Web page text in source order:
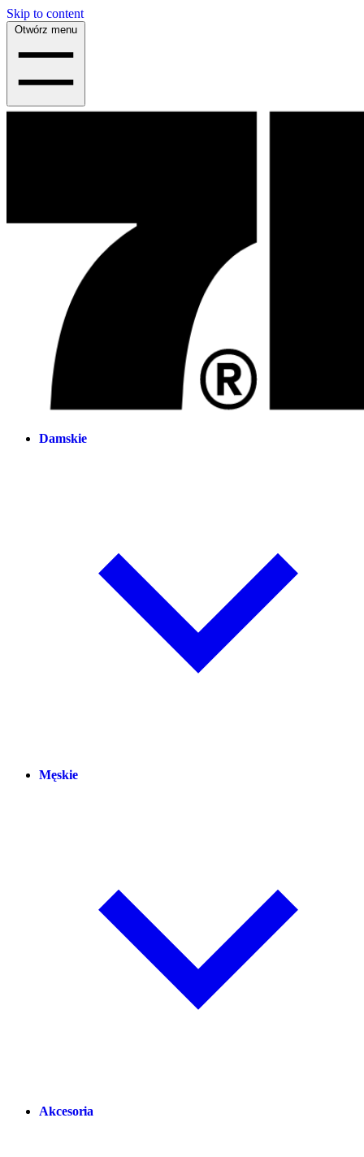
Skip to content
Otwórz menu
Damskie
Męskie
Akcesoria